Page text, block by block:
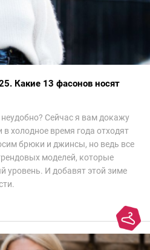
Какие 13 фасонов носят
Сейчас я вам докажу
холодное время года отходят
брюки и джинсы, но ведь все
моделей, которые
уровень. И добавят этой зиме